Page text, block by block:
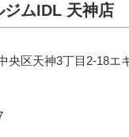
ジムIDL 天神店
央区天神3丁目2-18エ